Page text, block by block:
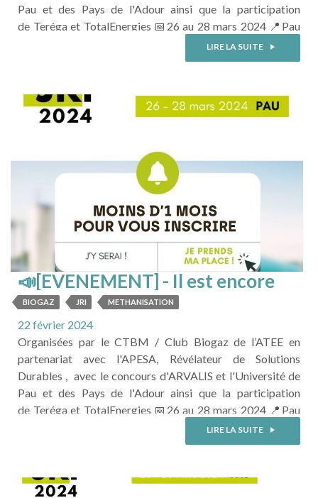
Pau et des Pays de l'Adour ainsi que la participation
de Teréga et TotalEnergies 📅26 au 28 mars 2024 📍Pau
(64) Une ambition : faciliter le développement d’une filière
biogaz adaptée au contexte français. La France compte
injection). La ...
LIRE LA SUITE
LIRE LA SUITE
📣[EVENEMENT] - Il est encore
temps de vous inscrire aux
Journées Recherche Innovation
Biogaz Méthanisation ...
BIOGAZ JRI METHANISATION
22 février 2024
Organisées par le CTBM / Club Biogaz de l’ATEE en
partenariat avec l'APESA, Révélateur de Solutions
Durables , avec le concours d'ARVALIS et l'Université de
Pau et des Pays de l'Adour ainsi que la participation
de Teréga et TotalEnergies 📅26 au 28 mars 2024 📍Pau
(64) Trois journées d'échanges et de synergies vous
attendent ! Agriculteurs, chercheurs et acteurs du
développement d'une filière Biogaz française dynamique ...
LIRE LA SUITE